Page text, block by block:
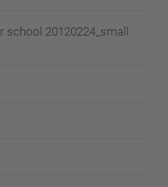
school 20120224_small